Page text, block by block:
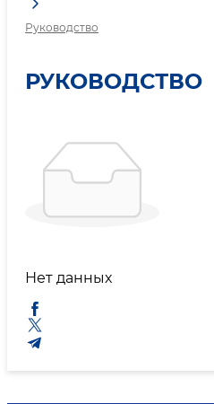
Руководство
РУКОВОДСТВО
Нет данных